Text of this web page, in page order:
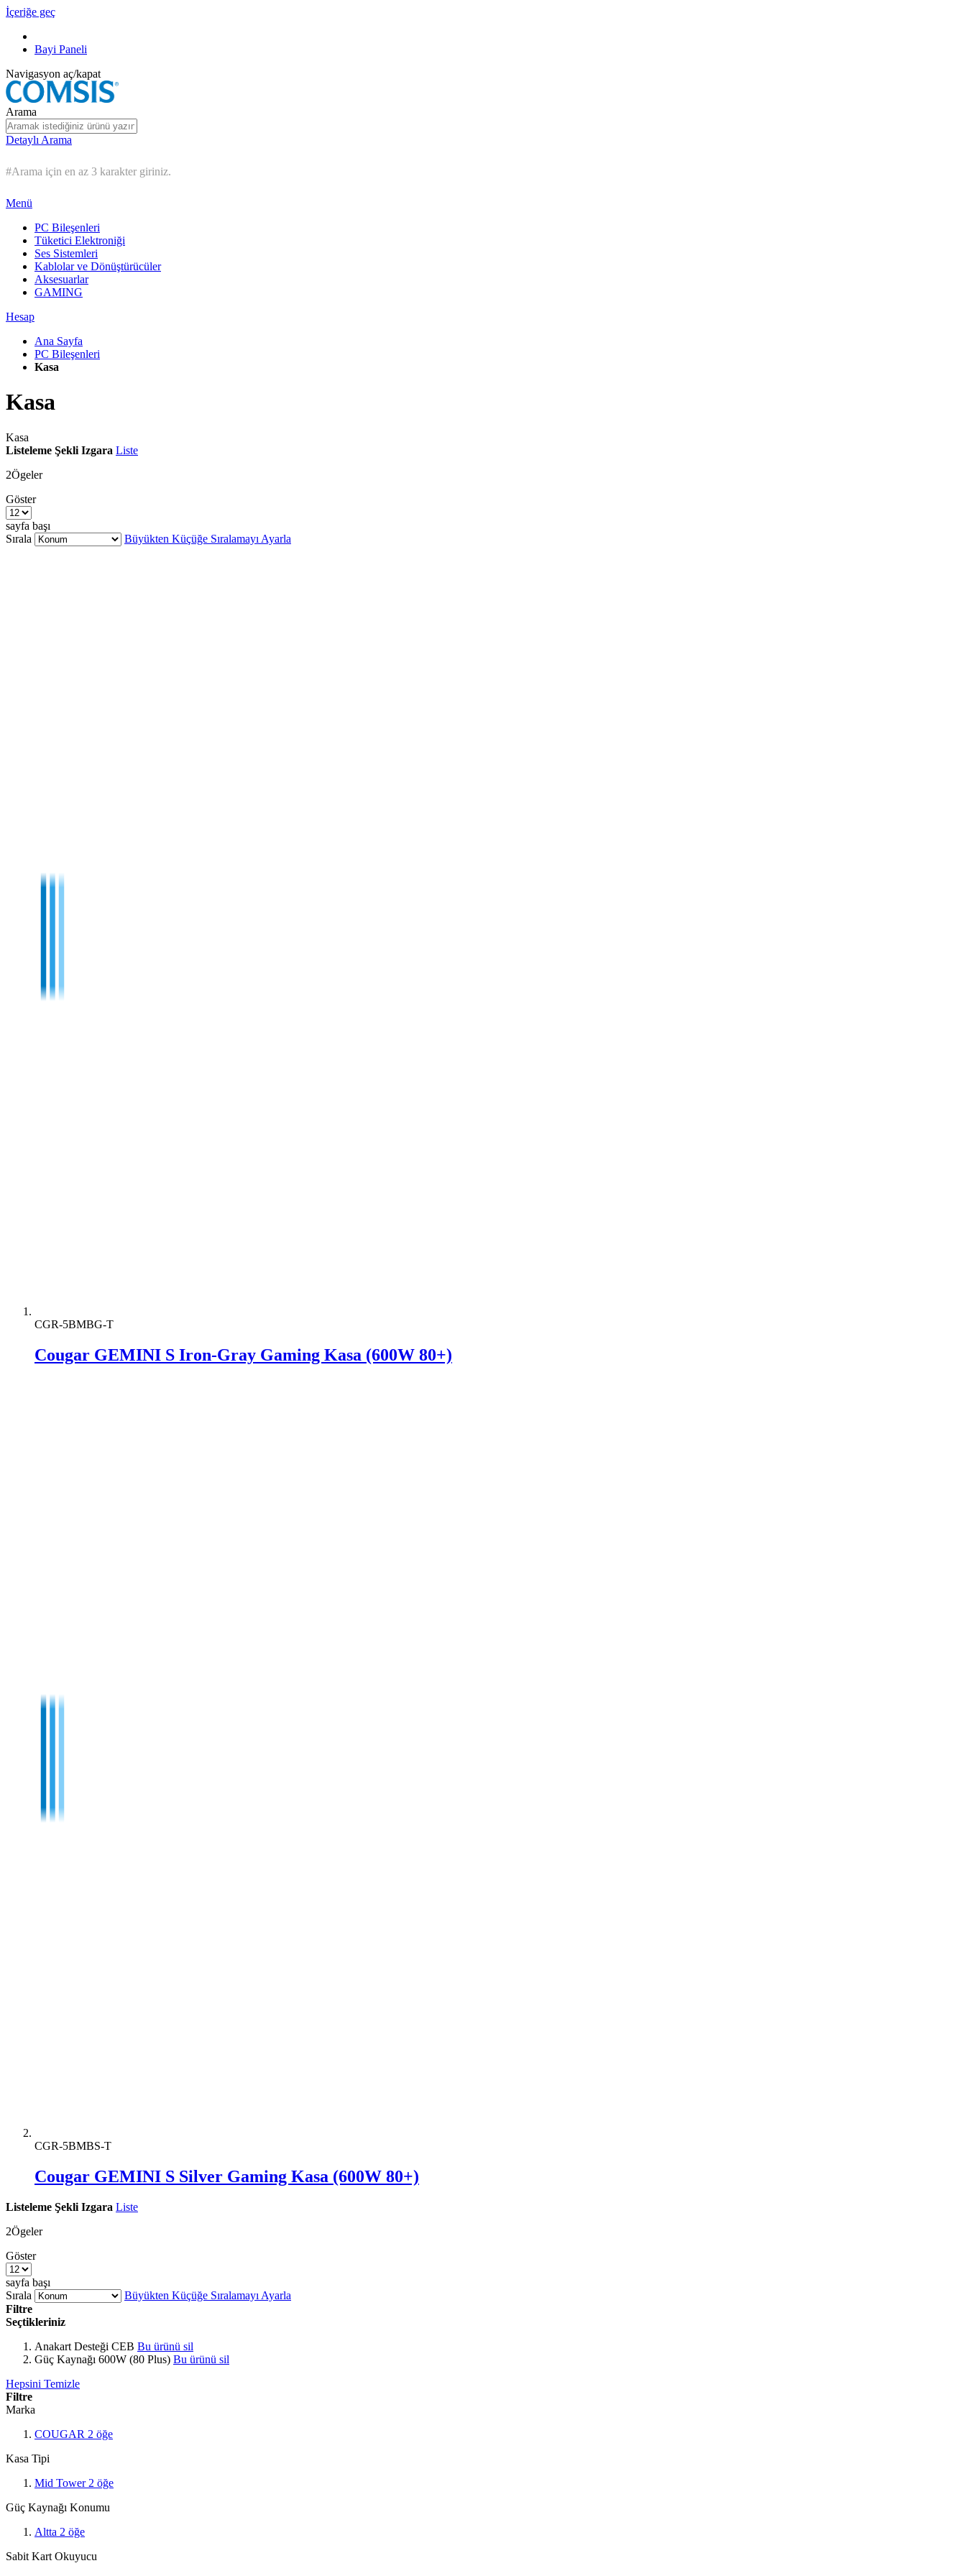
İçeriğe geç
Bayi Paneli
Navigasyon aç/kapat
Arama
Detaylı Arama
#Arama için en az 3 karakter giriniz.
Menü
PC Bileşenleri
Tüketici Elektroniği
Ses Sistemleri
Kablolar ve Dönüştürücüler
Aksesuarlar
GAMING
Hesap
Ana Sayfa
PC Bileşenleri
Kasa
Kasa
Kasa
Listeleme Şekli Izgara Liste
2Ögeler
Göster
sayfa başı
Sırala
Büyükten Küçüğe Sıralamayı Ayarla
CGR-5BMBG-T
Cougar GEMINI S Iron-Gray Gaming Kasa (600W 80+)
CGR-5BMBS-T
Cougar GEMINI S Silver Gaming Kasa (600W 80+)
Listeleme Şekli Izgara Liste
2Ögeler
Göster
sayfa başı
Sırala
Büyükten Küçüğe Sıralamayı Ayarla
Filtre
Seçtikleriniz
Anakart Desteği CEB Bu ürünü sil
Güç Kaynağı 600W (80 Plus) Bu ürünü sil
Hepsini Temizle
Filtre
Marka
COUGAR 2 öğe
Kasa Tipi
Mid Tower 2 öğe
Güç Kaynağı Konumu
Altta 2 öğe
Sabit Kart Okuyucu